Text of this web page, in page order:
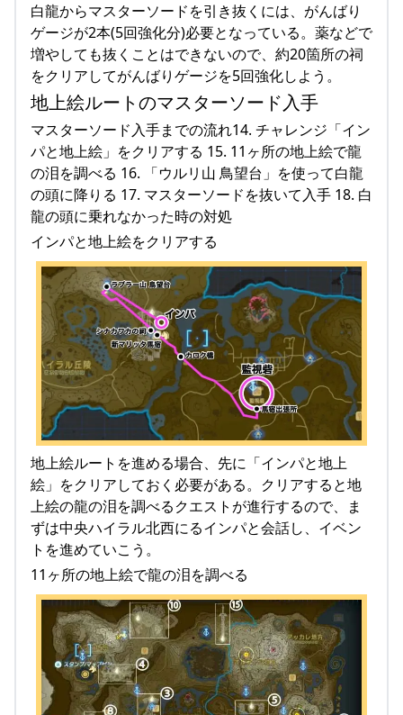
白龍からマスターソードを引き抜くには、がんばり
ゲージが2本(5回強化分)必要となっている。薬などで
増やしても抜くことはできないので、約20箇所の祠
をクリアしてがんばりゲージを5回強化しよう。
地上絵ルートのマスターソード入手
マスターソード入手までの流れ14. チャレンジ「イン
パと地上絵」をクリアする 15. 11ヶ所の地上絵で龍
の泪を調べる 16. 「ウルリ山 鳥望台」を使って白龍
の頭に降りる 17. マスターソードを抜いて入手 18. 白
龍の頭に乗れなかった時の対処
インパと地上絵をクリアする
地上絵ルートを進める場合、先に「インパと地上
絵」をクリアしておく必要がある。クリアすると地
上絵の龍の泪を調べるクエストが進行するので、ま
ずは中央ハイラル北西にるインパと会話し、イベン
トを進めていこう。
11ヶ所の地上絵で龍の泪を調べる